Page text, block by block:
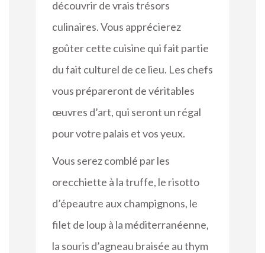
découvrir de vrais trésors
culinaires. Vous apprécierez
goûter cette cuisine qui fait partie
du fait culturel de ce lieu. Les chefs
vous prépareront de véritables
œuvres d’art, qui seront un régal
pour votre palais et vos yeux.
Vous serez comblé par les
orecchiette à la truffe, le risotto
d’épeautre aux champignons, le
filet de loup à la méditerranéenne,
la souris d’agneau braisée au thym